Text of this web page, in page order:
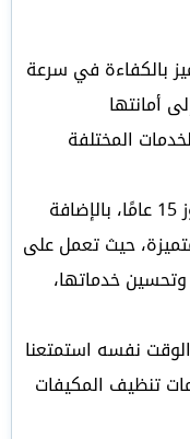
بالكفاءة في سرعة
أمانتها
المختلفة
تتمتع الشركة بخبرة طويلة تتجاوز 15 عامًا، بالإضافة
حيث تعمل على
وتحسين خدماتها،
نفسه استمتعنا
تنظيف المكيفات